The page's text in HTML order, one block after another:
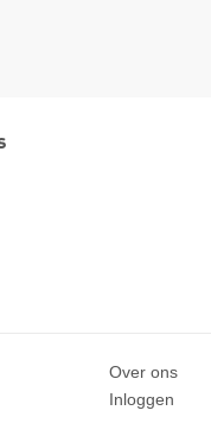
Over ons
Inloggen